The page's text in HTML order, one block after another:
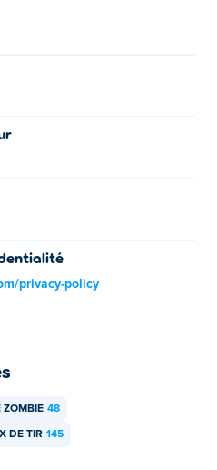
Jouez à leurs autres
3 sur des appareils
de bureau ?
vous pouvez donc
privacy-policy
ZOMBIE 48
DE TIR 145